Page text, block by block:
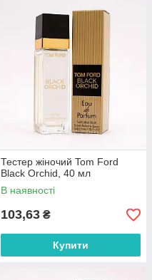
Тестер жіночий Tom Ford
Black Orchid, 40 мл
В наявності
103,63 ₴
Купити